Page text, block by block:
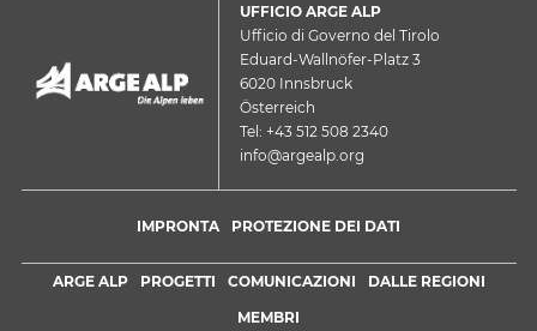
UFFICIO ARGE ALP
Ufficio di Governo del Tirolo
Eduard-Wallnöfer-Platz 3
6020 Innsbruck
Österreich
Tel: +43 512 508 2340
info@argealp.org
IMPRONTA PROTEZIONE DEI DATI
ARGE ALP PROGETTI COMUNICAZIONI
DALLE REGIONI
MEMBRI